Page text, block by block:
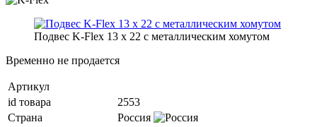
Подвес K-Flex 13 x 22 с металлическим хомутом
Временно не продается
Артикул
id товара
2553
Страна
Россия